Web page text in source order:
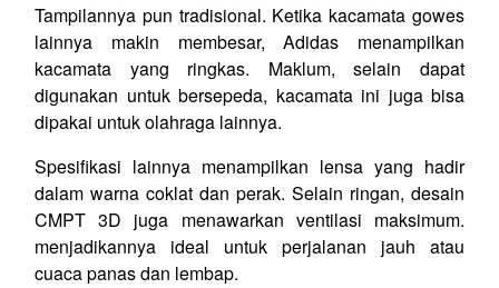
Tampilannya pun tradisional. Ketika kacamata gowes
lainnya makin membesar, Adidas menampilkan
kacamata yang ringkas. Maklum, selain dapat
digunakan untuk bersepeda, kacamata ini juga bisa
dipakai untuk olahraga lainnya.
Spesifikasi lainnya menampilkan lensa yang hadir
dalam warna coklat dan perak. Selain ringan, desain
CMPT 3D juga menawarkan ventilasi maksimum.
menjadikannya ideal untuk perjalanan jauh atau
cuaca panas dan lembap.